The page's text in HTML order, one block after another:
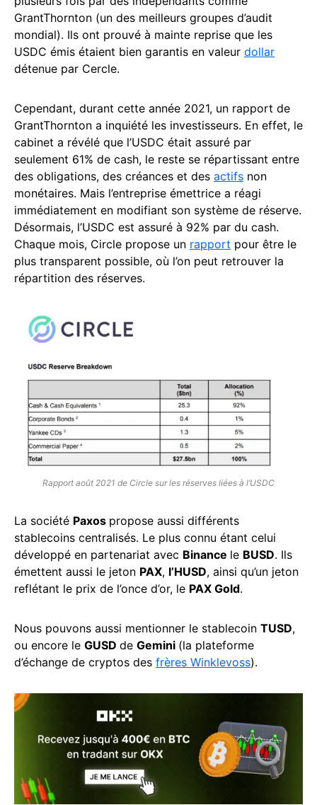
GrantThornton (un des meilleurs groupes d’audit
mondial). Ils ont prouvé à mainte reprise que les
USDC émis étaient bien garantis en valeur dollar
détenue par Cercle.
Cependant, durant cette année 2021, un rapport de
GrantThornton a inquiété les investisseurs. En effet, le
cabinet a révélé que l’USDC était assuré par
seulement 61% de cash, le reste se répartissant entre
des obligations, des créances et des actifs non
monétaires. Mais l’entreprise émettrice a réagi
immédiatement en modifiant son système de réserve.
Désormais, l’USDC est assuré à 92% par du cash.
Chaque mois, Circle propose un rapport pour être le
plus transparent possible, où l’on peut retrouver la
répartition des réserves.
Rapport août 2021 de Circle sur les réserves liées à l’USDC
La société Paxos propose aussi différents
stablecoins centralisés. Le plus connu étant celui
développé en partenariat avec Binance le BUSD. Ils
émettent aussi le jeton PAX, l’HUSD, ainsi qu’un jeton
reflétant le prix de l’once d’or, le PAX Gold.
Nous pouvons aussi mentionner le stablecoin TUSD,
ou encore le GUSD de Gemini (la plateforme
d’échange de cryptos des frères Winklevoss).